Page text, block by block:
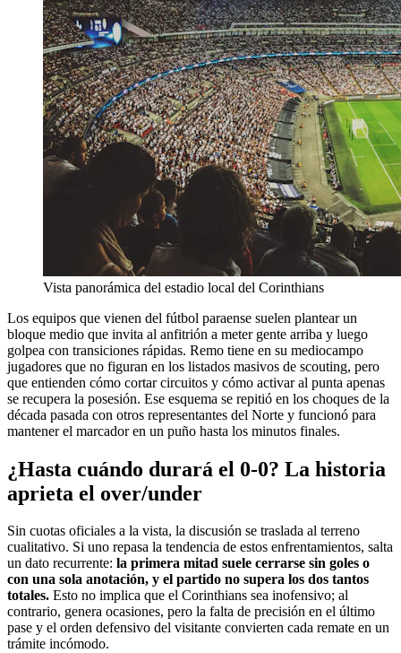
Vista panorámica del estadio local del Corinthians
Los equipos que vienen del fútbol paraense suelen plantear un
bloque medio que invita al anfitrión a meter gente arriba y luego
golpea con transiciones rápidas. Remo tiene en su mediocampo
jugadores que no figuran en los listados masivos de scouting, pero
que entienden cómo cortar circuitos y cómo activar al punta apenas
se recupera la posesión. Ese esquema se repitió en los choques de la
década pasada con otros representantes del Norte y funcionó para
mantener el marcador en un puño hasta los minutos finales.
¿Hasta cuándo durará el 0-0? La historia
aprieta el over/under
Sin cuotas oficiales a la vista, la discusión se traslada al terreno
cualitativo. Si uno repasa la tendencia de estos enfrentamientos, salta
un dato recurrente: la primera mitad suele cerrarse sin goles o
con una sola anotación, y el partido no supera los dos tantos
totales. Esto no implica que el Corinthians sea inofensivo; al
contrario, genera ocasiones, pero la falta de precisión en el último
pase y el orden defensivo del visitante convierten cada remate en un
trámite incómodo.